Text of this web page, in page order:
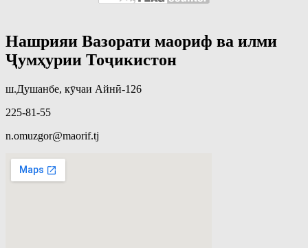
Нашрияи Вазорати маориф ва илми
Ҷумҳурии Тоҷикистон
ш.Душанбе, кӯчаи Айнӣ-126
225-81-55
n.omuzgor@maorif.tj